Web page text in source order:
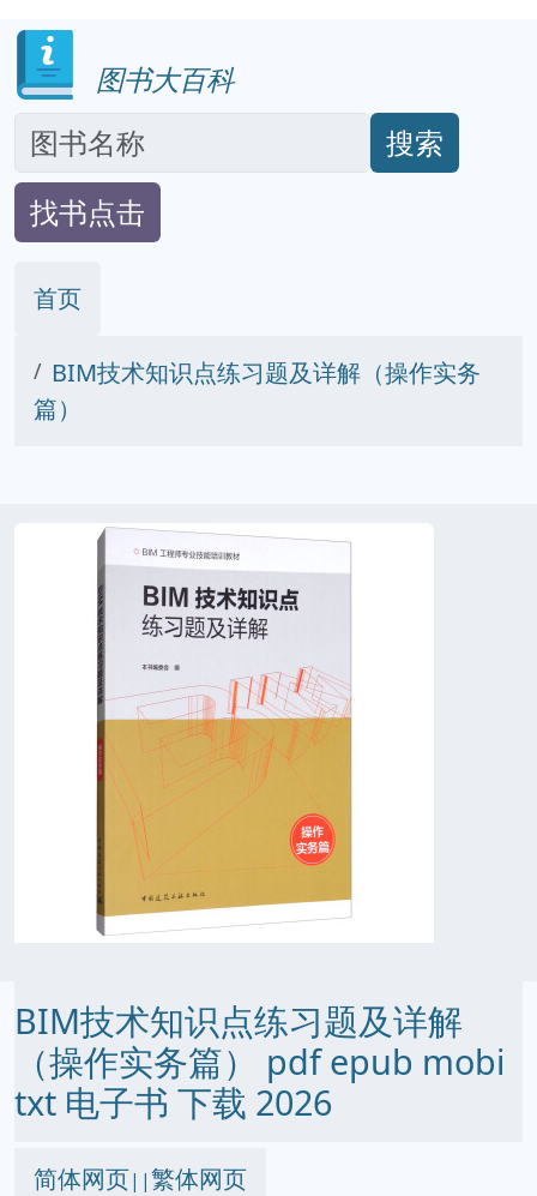
图书大百科
搜索
找书点击
首页
BIM技术知识点练习题及详解（操作实务
篇）
BIM技术知识点练习题及详解
（操作实务篇） pdf epub mobi
txt 电子书 下载 2026
简体网页||繁体网页